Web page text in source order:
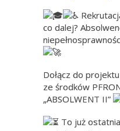
co dalej?
Dołącz do
ze środków
„ABSOLWENT II”
To już